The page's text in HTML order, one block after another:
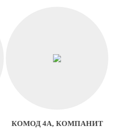
КОМОД 4А, КОМПАНИТ